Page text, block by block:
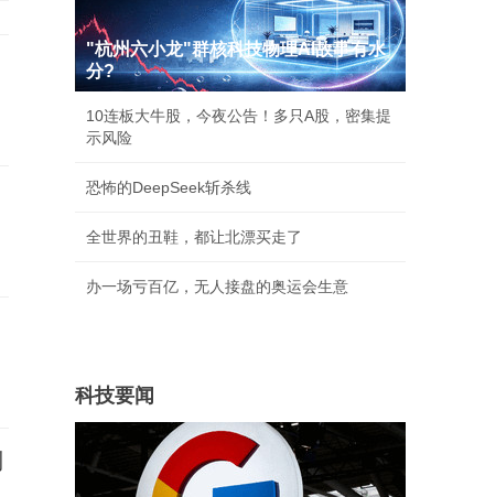
"杭州六小龙"群核科技物理AI故事有水
分?
10连板大牛股，今夜公告！多只A股，密集提
示风险
恐怖的DeepSeek斩杀线
全世界的丑鞋，都让北漂买走了
办一场亏百亿，无人接盘的奥运会生意
科技要闻